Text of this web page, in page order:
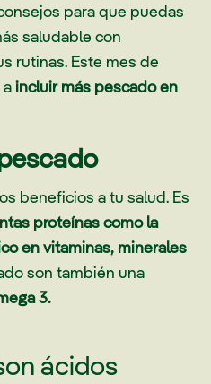
para que puedas
saludable con
rutinas. Este mes de
aincluir más pescado en
beneficios a tu salud. Es
proteínas como la
en vitaminas, minerales
son también una
3.
ácidos